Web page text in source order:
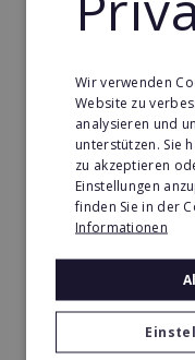
Körperformen
Wir verwenden
Website zu
analysieren und
unterstützen. Sie
zu akzeptieren
Einstellungen
finden Sie in der
Informationen